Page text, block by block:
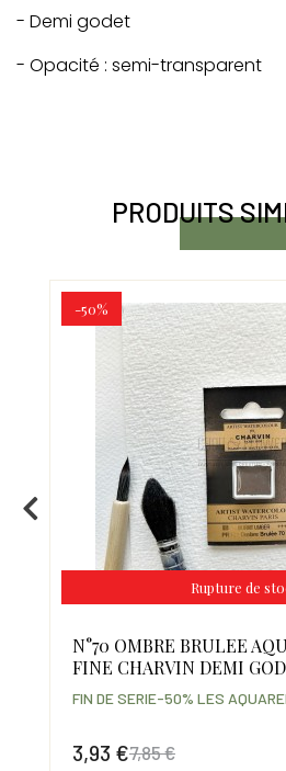
- Demi godet
- Opacité : semi-transparent
PRODUITS
-50%
Rupture de
N°70 OMBRE BRULEE
FINE CHARVIN DEMI
3,93 €7,85 €
FIN DE SERIE-50% LES